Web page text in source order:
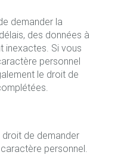
demander la
des données à
inexactes. Si vous
personnel
le droit de
de demander
personnel.